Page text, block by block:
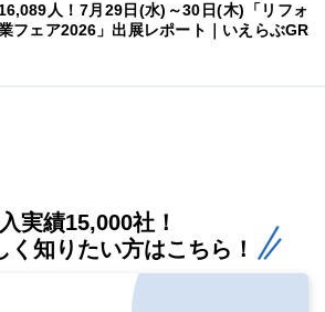
人！7月29日(水)～30日(木)「リフォ
フェア2026」出展レポート｜いえらぶGR
実績15,000社！
く知りたい方はこちら！